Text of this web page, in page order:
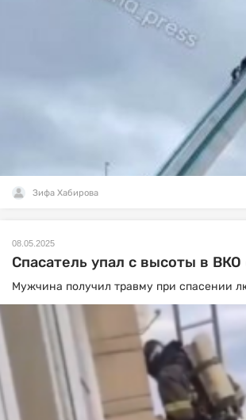
Зифа Хабирова
08.05.2025
Спасатель упал с высоты в
Мужчина получил травму при спасении